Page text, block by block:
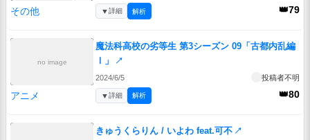
その他 👑79
▼詳細 解析
no image
魔法科高校の劣等生 第3シーズン 09「古都内乱編
Ⅰ」
↗
2024/6/5 投稿者不明
アニメ 👑80
▼詳細 解析
きゅうくらりん / いよわ feat.可不 ↗